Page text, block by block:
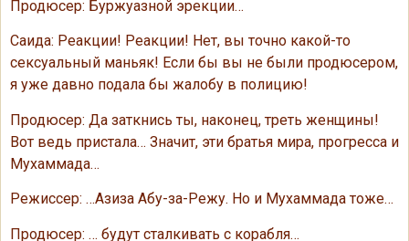
Продюсер: Буржуазной эрекции…
Саида: Реакции! Реакции! Нет, вы точно какой-то
сексуальный маньяк! Если бы вы не были продюсером,
я уже давно подала бы жалобу в полицию!
Продюсер: Да заткнись ты, наконец, треть женщины!
Вот ведь пристала… Значит, эти братья мира, прогресса и
Мухаммада…
Режиссер: …Азиза Абу-за-Режу. Но и Мухаммада тоже…
Продюсер: … будут сталкивать с корабля…